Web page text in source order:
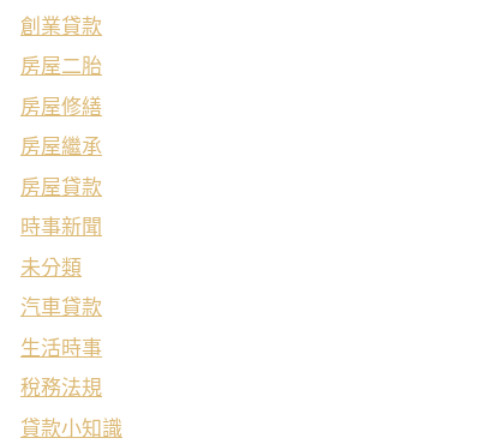
創業貸款
房屋二胎
房屋修繕
房屋繼承
房屋貸款
時事新聞
未分類
汽車貸款
生活時事
稅務法規
貸款小知識